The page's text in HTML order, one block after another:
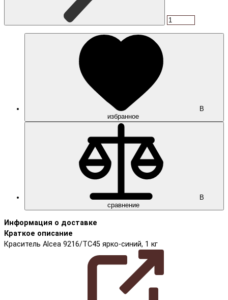
В
избранное
В
сравнение
Информация о доставке
Краткое описание
Краситель Alcea 9216/TC45 ярко-синий, 1 кг